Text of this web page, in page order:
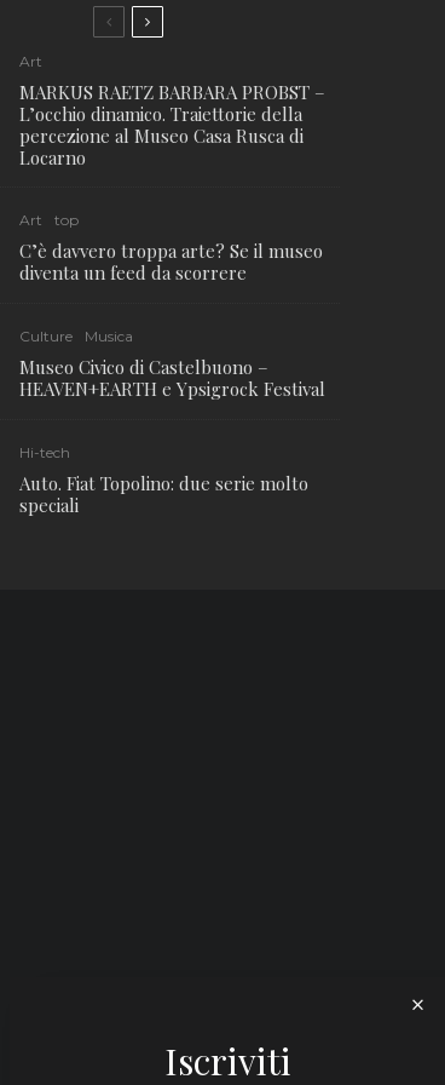
Art
MARKUS RAETZ BARBARA PROBST –
L’occhio dinamico. Traiettorie della
percezione al Museo Casa Rusca di
Locarno
Art top
C’è davvero troppa arte? Se il museo
diventa un feed da scorrere
Culture Musica
Museo Civico di Castelbuono –
HEAVEN+EARTH e Ypsigrock Festival
Hi-tech
Auto. Fiat Topolino: due serie molto
speciali
Iscriviti